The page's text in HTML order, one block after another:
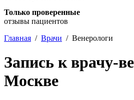
Только проверенные
отзывы пациентов
Главная / Врачи / Венерологи
Запись к врачу-
Москве